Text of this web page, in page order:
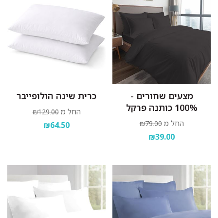
מצעים שחורים -
100% כותנה פרקל
החל מ ₪79.00
₪39.00
כרית שינה הולופייבר
החל מ ₪129.00
₪64.50